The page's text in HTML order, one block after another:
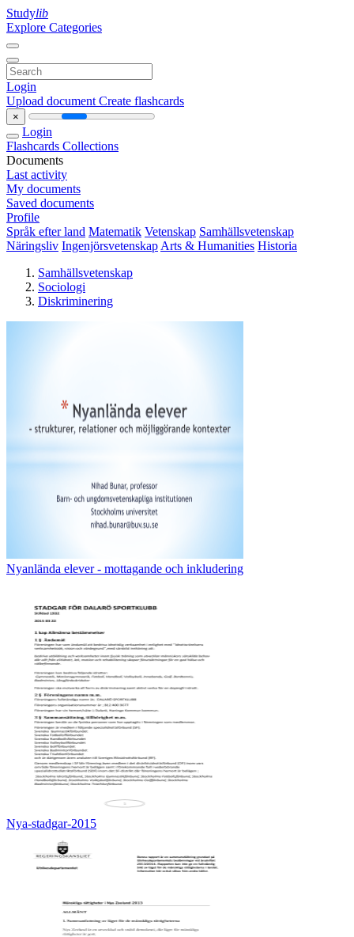
Studylib
Explore Categories
Login
Upload document Create flashcards
×
Login
Flashcards Collections
Documents
Last activity
My documents
Saved documents
Profile
Språk efter land Matematik Vetenskap Samhällsvetenskap
Näringsliv Ingenjörsvetenskap Arts & Humanities Historia
Samhällsvetenskap
Sociologi
Diskriminering
Nyanlända elever - mottagande och inkludering
Nya-stadgar-2015